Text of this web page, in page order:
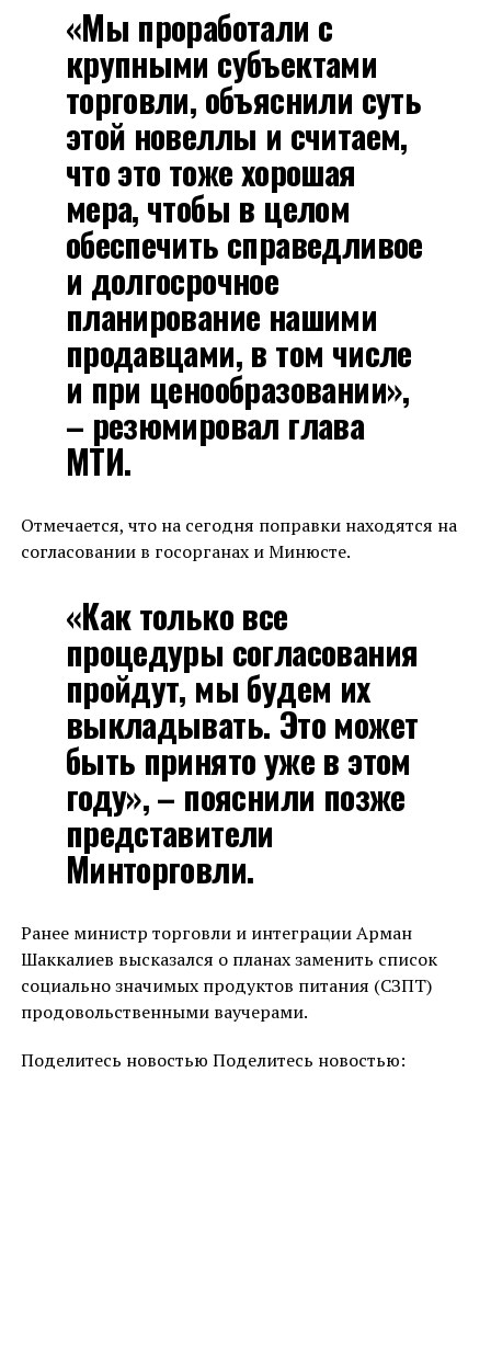
«Мы проработали с
крупными субъектами
торговли, объяснили суть
этой новеллы и считаем,
что это тоже хорошая
мера, чтобы в целом
обеспечить справедливое
и долгосрочное
планирование нашими
продавцами, в том числе
и при ценообразовании»,
– резюмировал глава
МТИ.
Отмечается, что на сегодня поправки находятся на
согласовании в госорганах и Минюсте.
«Как только все
процедуры согласования
пройдут, мы будем их
выкладывать. Это может
быть принято уже в этом
году», – пояснили позже
представители
Минторговли.
Ранее министр торговли и интеграции Арман
Шаккалиев высказался о планах заменить список
социально значимых продуктов питания (СЗПТ)
продовольственными ваучерами.
Поделитесь новостью Поделитесь новостью: